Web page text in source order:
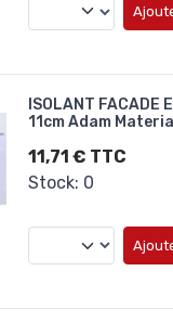
ISOLANT FACADE
11cm Adam
11,71 € TTC
Stock: 0